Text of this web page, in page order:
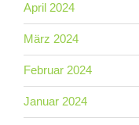
April 2024
März 2024
Februar 2024
Januar 2024